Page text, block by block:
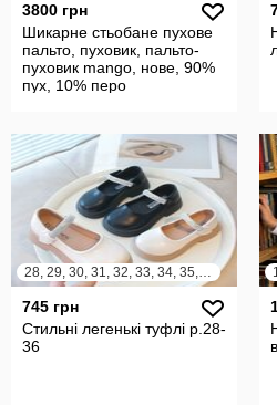
3800 грн
Шикарне стьобане пухове
пальто, пуховик, пальто-
пуховик mango, нове, 90%
пух, 10% перо
28, 29, 30, 31, 32, 33, 34, 35, 36
745 грн
Стильні легенькі туфлі р.28-
36